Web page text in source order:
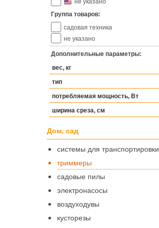
Группа товаров:
садовая техника
не указано
Дополнительные параметры:
вес, кг
тип
потребляемая мощность, Вт
ширина среза, см
Дом, сад
системы для транспортировки
триммеры
садовые пилы
электронасосы
воздуходувы
кусторезы